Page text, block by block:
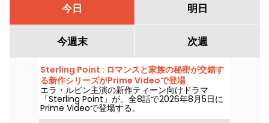
今日 明日
今週末 次週
Sterling Point : ロマンスと家族の秘密が交錯す
る新作シリーズがPrime Videoで登場
エラ・ルビン主演の新作ティーン向けドラマ
「Sterling Point」が、全8話で2026年8月5日に
Prime Videoで登場する。